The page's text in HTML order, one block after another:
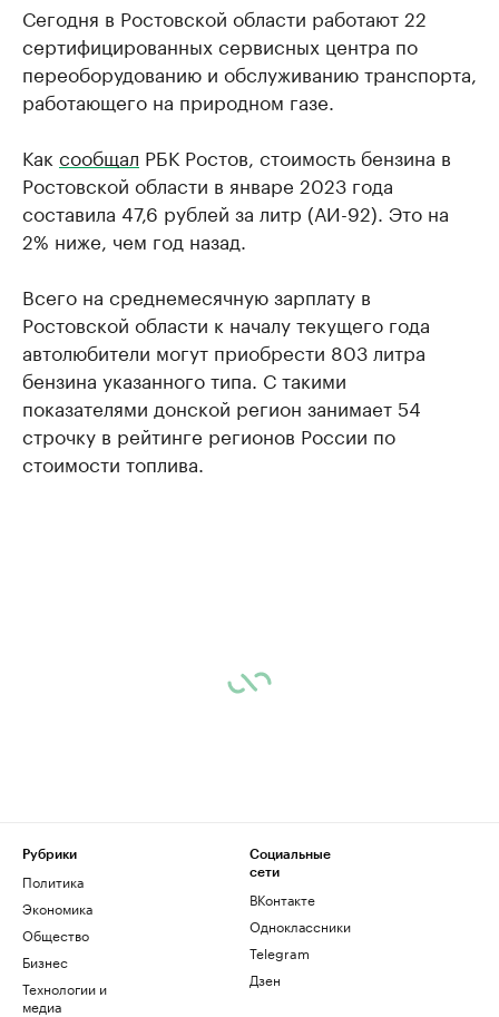
Сегодня в Ростовской области работают 22
сертифицированных сервисных центра по
переоборудованию и обслуживанию транспорта,
работающего на природном газе.
Как сообщал РБК Ростов, стоимость бензина в
Ростовской области в январе 2023 года
составила 47,6 рублей за литр (АИ-92). Это на
2% ниже, чем год назад.
Всего на среднемесячную зарплату в
Ростовской области к началу текущего года
автолюбители могут приобрести 803 литра
бензина указанного типа. С такими
показателями донской регион занимает 54
строчку в рейтинге регионов России по
стоимости топлива.
Рубрики
Политика
Экономика
Общество
Бизнес
Технологии и
медиа
Социальные
сети
ВКонтакте
Одноклассники
Telegram
Дзен